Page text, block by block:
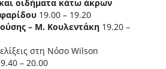
οιδήματα κάτω άκρων
19.00 – 19.20
– Μ. Κουλεντάκη 19.20 –
στη Νόσο Wilson
– 20.00